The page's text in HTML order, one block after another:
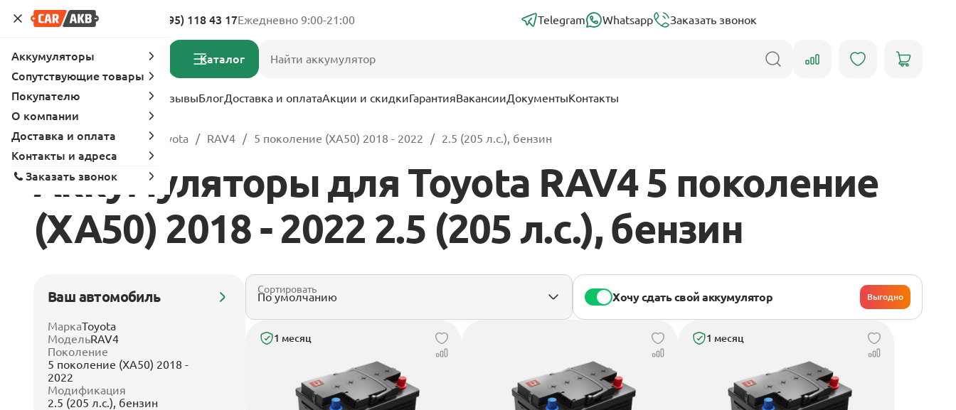
Адреса магазинов 8 (495) 118 43 17Ежедневно 9:00-21:00 Telegram Whatsapp Заказать звонок
Каталог
Услуги Вопрос-ответ ОтзывыБлогДоставка и оплатаАкции и скидкиГарантияВакансииДокументыКонтакты
Главная Каталог Toyota RAV4 5 поколение (XA50) 2018 - 2022 2.5 (205 л.с.), бензин
Аккумуляторы для Toyota RAV4 5 поколение
(XA50) 2018 - 2022 2.5 (205 л.с.), бензин
Ваш автомобиль
МаркаToyota
МодельRAV4
Поколение
5 поколение (XA50) 2018 -
2022
Модификация
2.5 (205 л.с.), бензин
Сортировать
Хочу сдать свой аккумулятор Выгодно
1 месяц 1 месяц
Аккумуляторы
Сопутствующие товары
Покупателю
О компании
Доставка и оплата
Контакты и адреса
Заказать звонок